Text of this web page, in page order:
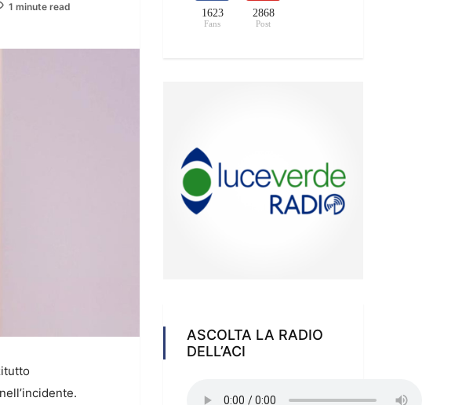
1 minute read
1623
Fans
2868
Post
ASCOLTA LA RADIO
DELL’ACI